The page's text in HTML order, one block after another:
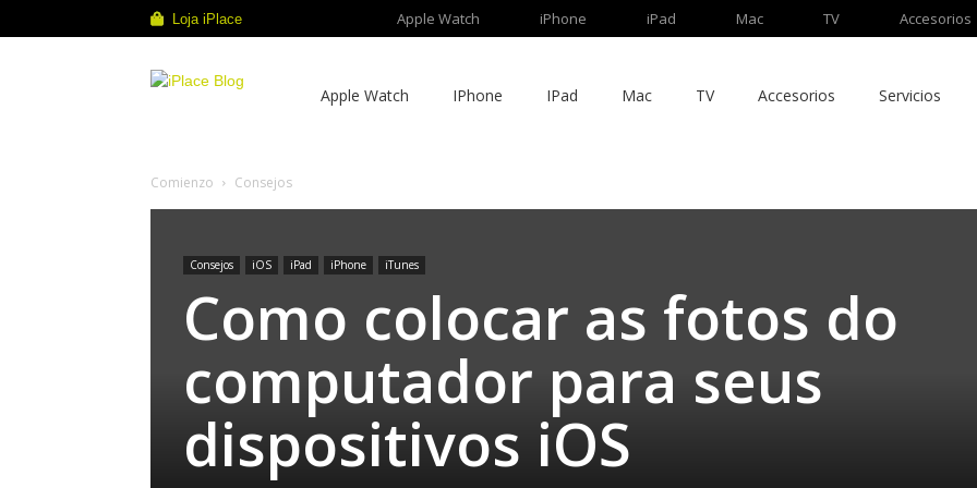
Loja iPlace Apple Watch iPhone iPad Mac TV Accesorios
Apple Watch IPhone IPad Mac TV Accesorios Servicios
Comienzo Consejos
Consejos iOS iPad iPhone iTunes
Como colocar as fotos do
computador para seus
dispositivos iOS